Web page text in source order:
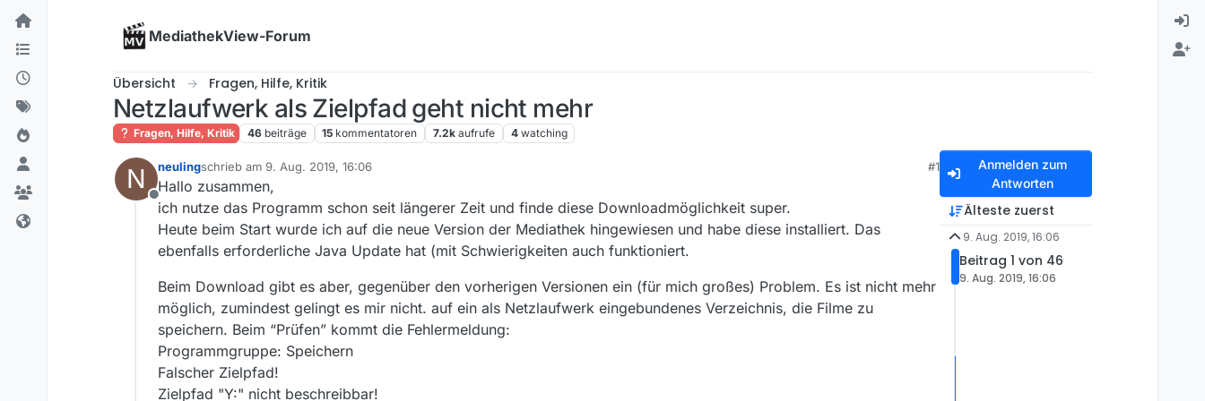
Skip to content
MediathekView-Forum
Übersicht Fragen, Hilfe, Kritik
Netzlaufwerk als Zielpfad geht nicht mehr
Fragen, Hilfe, Kritik 46 beiträge 15 kommentatoren 7.2k aufrufe 4 watching
N
Offline
neulingschrieb am 9. Aug. 2019, 16:06
zuletzt editiert von
#1
Hallo zusammen,
ich nutze das Programm schon seit längerer Zeit und finde diese Downloadmöglichkeit super.
Heute beim Start wurde ich auf die neue Version der Mediathek hingewiesen und habe diese installiert. Das
ebenfalls erforderliche Java Update hat (mit Schwierigkeiten auch funktioniert.
Beim Download gibt es aber, gegenüber den vorherigen Versionen ein (für mich großes) Problem. Es ist nicht mehr
möglich, zumindest gelingt es mir nicht. auf ein als Netzlaufwerk eingebundenes Verzeichnis, die Filme zu
speichern. Beim “Prüfen” kommt die Fehlermeldung:
Programmgruppe: Speichern
Falscher Zielpfad!
Zielpfad "Y:" nicht beschreibbar!
Anmelden zum
Antworten
Älteste zuerst
9. Aug. 2019, 16:06
Beitrag 1 von 46
9. Aug. 2019, 16:06